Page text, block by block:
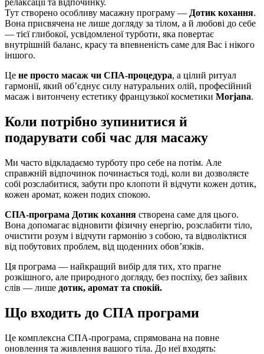
релаксації та відпочинку.
Тут створено особливу масажну програму — Дотик кохання.
Вона присвячена не лише догляду за тілом, а й любові до себе
— тієї глибокої, усвідомленої турботи, яка повертає
внутрішній баланс, красу та впевненість саме для Вас і нікого
іншого.
Це не просто масаж чи СПА-процедура, а цілий ритуал
гармонії, який об’єднує силу натуральних олій, професійний
масаж і витончену естетику французької косметики Morjana.
Коли потрібно зупинитися й
подарувати собі час для масажу
Ми часто відкладаємо турботу про себе на потім. Але
справжній відпочинок починається тоді, коли ви дозволяєте
собі розслабитися, забути про клопоти й відчути кожен дотик,
кожен аромат, кожен подих спокою.
СПА-програма Дотик кохання створена саме для цього.
Вона допомагає відновити фізичну енергію, розслабити тіло,
очистити розум і відчути гармонію з собою, та відволіктися
від побутових проблем, від щоденних обов’язків.
Ця програма — найкращий вибір для тих, хто прагне
розкішного, але природного догляду, без поспіху, без зайвих
слів — лише дотик, аромат та спокій.
Що входить до СПА програми
Це комплексна СПА-програма, спрямована на повне
оновлення та живлення вашого тіла. До неї входять: